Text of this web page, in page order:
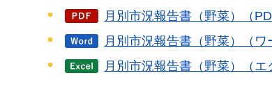
月別市況報告書（野菜）（
月別市況報告書（野菜）（ワ
月別市況報告書（野菜）（エ